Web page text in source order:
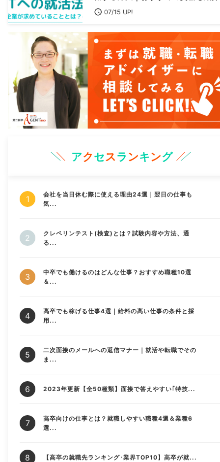
07/15 UP!
アクセスランキング
会社を当日休む際に使える理由24選｜翌日の仕事も
気...
クレペリンテスト(検査)とは？試験内容や方法、通
る...
中卒でも働けるのはどんな仕事？おすすめ職種10選
＆...
高卒でも稼げる仕事4選｜給料の高い仕事の条件と採
用...
二次面接のメールへの返信マナー｜就活や転職でその
ま...
2023年更新【全50種類】面接で答えやすい｢特技...
高卒向けの仕事とは？就職しやすい職種4選＆業種6
選...
【高卒の就職先ランキング･業界TOP10】高卒が就...